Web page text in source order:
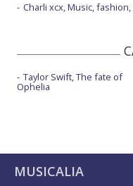
Charli xcx, Music,
Taylor Swift, The fate of
Ophelia
MUSICALIA